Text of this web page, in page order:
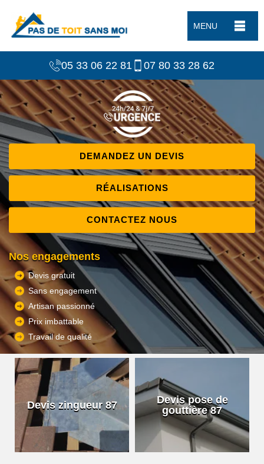
MENU
05 33 06 22 81 07 80 33 28 62
DEMANDEZ UN DEVIS
RÉALISATIONS
CONTACTEZ NOUS
Nos engagements
Devis gratuit
Sans engagement
Artisan passionné
Prix imbattable
Travail de qualité
Devis zingueur 87
Devis pose de
gouttière 87